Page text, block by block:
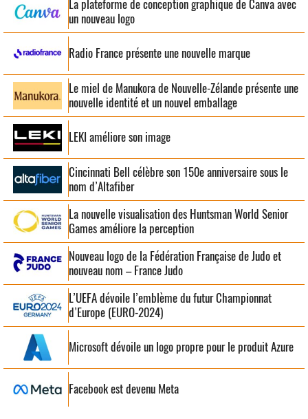
La plateforme de conception graphique de Canva avec
un nouveau logo
Radio France présente une nouvelle marque
Le miel de Manukora de Nouvelle-Zélande présente une
nouvelle identité et un nouvel emballage
LEKI améliore son image
Cincinnati Bell célèbre son 150e anniversaire sous le
nom d’Altafiber
La nouvelle visualisation des Huntsman World Senior
Games améliore la perception
Nouveau logo de la Fédération Française de Judo et
nouveau nom – France Judo
L’UEFA dévoile l’emblème du futur Championnat
d’Europe (EURO-2024)
Microsoft dévoile un logo propre pour le produit Azure
Facebook est devenu Meta